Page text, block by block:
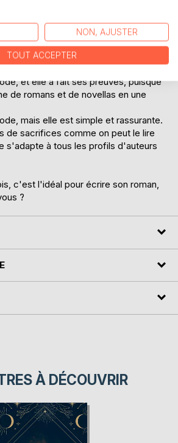
C'est de la préparation et
que je vous résume dans le
et elle a fait ses preuves, puisque
de romans et de novellas en une
mais elle est simple et rassurante.
de sacrifices comme on peut le lire
s'adapte à tous les profils d'auteurs
c'est l'idéal pour écrire son roman,
?
À DÉCOUVRIR
NON, AJUSTER
TOUT ACCEPTER